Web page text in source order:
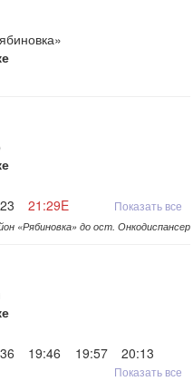
21:29E Показать все
«Рябиновка» до ост. Онкодиспансер
19:46 19:57
20:13
Показать все